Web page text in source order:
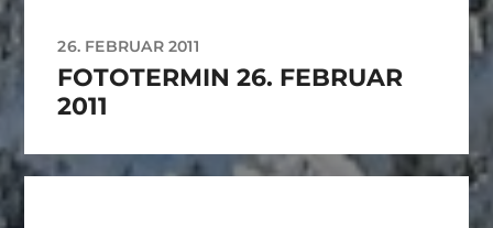
26. FEBRUAR 2011
FOTOTERMIN 26. FEBRUAR
2011